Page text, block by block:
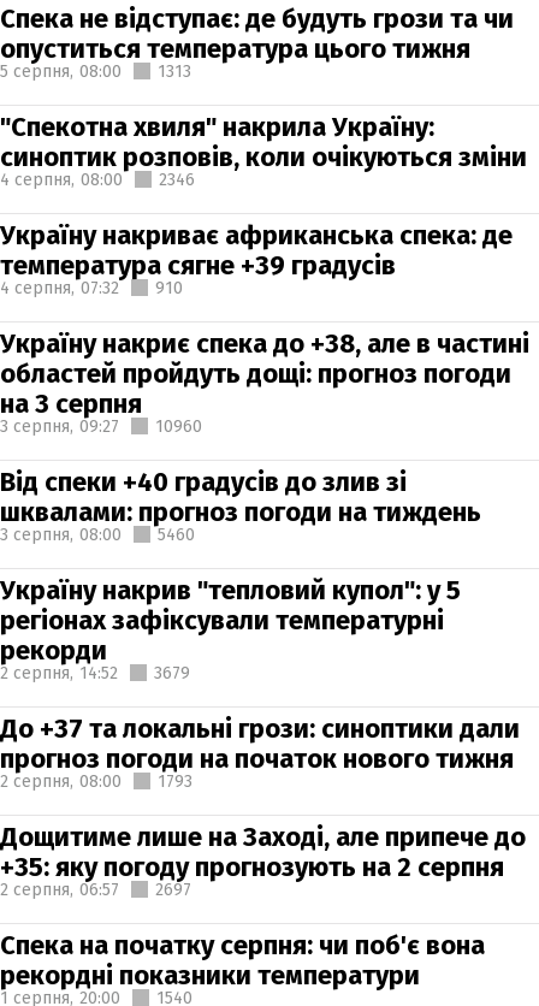
Спека не відступає: де будуть грози та чи
опуститься температура цього тижня
5 серпня, 08:00 1313
"Спекотна хвиля" накрила Україну:
синоптик розповів, коли очікуються зміни
4 серпня, 08:00 2346
Україну накриває африканська спека: де
температура сягне +39 градусів
4 серпня, 07:32 910
Україну накриє спека до +38, але в частині
областей пройдуть дощі: прогноз погоди
на 3 серпня
3 серпня, 09:27 10960
Від спеки +40 градусів до злив зі
шквалами: прогноз погоди на тиждень
3 серпня, 08:00 5460
Україну накрив "тепловий купол": у 5
регіонах зафіксували температурні
рекорди
2 серпня, 14:52 3679
До +37 та локальні грози: синоптики дали
прогноз погоди на початок нового тижня
2 серпня, 08:00 1793
Дощитиме лише на Заході, але припече до
+35: яку погоду прогнозують на 2 серпня
2 серпня, 06:57 2697
Спека на початку серпня: чи поб'є вона
рекордні показники температури
1 серпня, 20:00 1540